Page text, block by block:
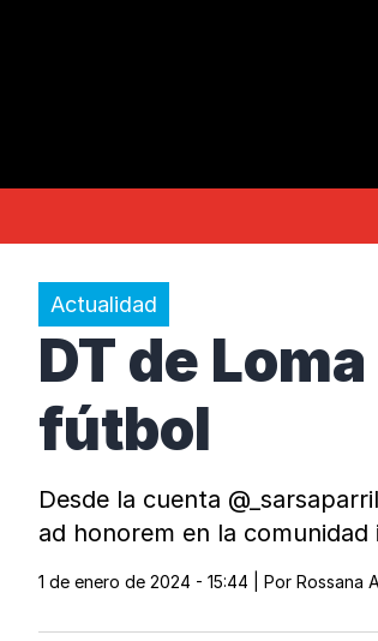
Actualidad
DT de
fútbol
Desde la cuenta
ad honorem en la
1 de enero de 2024 - 15:44 | Por Rossana